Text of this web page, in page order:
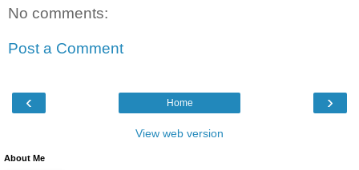
No comments:
Post a Comment
‹ ›
Home
View web version
About Me